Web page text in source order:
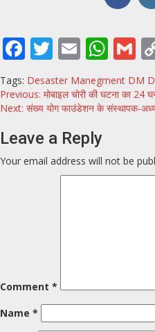
Facebook
Twitter
Email
Tags: Desaster Manegment DM
Continue
Previous: मोबाइल चोरी की घटना का 24
Next: संख्य योग फाउंडेशन के संस्थापक-
Leave a Reply
Your email address will not be
Comment *
Name *